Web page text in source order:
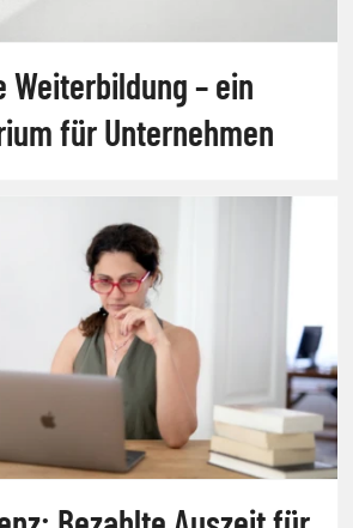
Weiterbildung – ein
für Unternehmen